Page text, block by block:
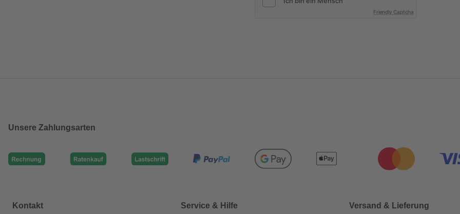
Friendly Captcha
Unsere Zahlungsarten
Kontakt Service & Hilfe Versand & Lieferung